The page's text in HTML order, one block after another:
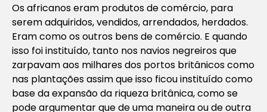
Os africanos eram produtos de comércio, para
serem adquiridos, vendidos, arrendados, herdados.
Eram como os outros bens de comércio. E quando
isso foi instituído, tanto nos navios negreiros que
zarpavam aos milhares dos portos britânicos como
nas plantações assim que isso ficou instituído como
base da expansão da riqueza britânica, como se
pode argumentar que de uma maneira ou de outra